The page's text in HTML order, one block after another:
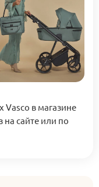
Vasco в магазине
на сайте или по